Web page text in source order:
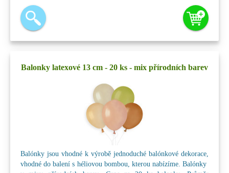
Balonky latexové 13 cm - 20 ks - mix přírodních barev
Balónky jsou vhodné k výrobě jednoduché balónkové dekorace,
vhodné do balení s héliovou bombou, kterou nabízíme. Balónky